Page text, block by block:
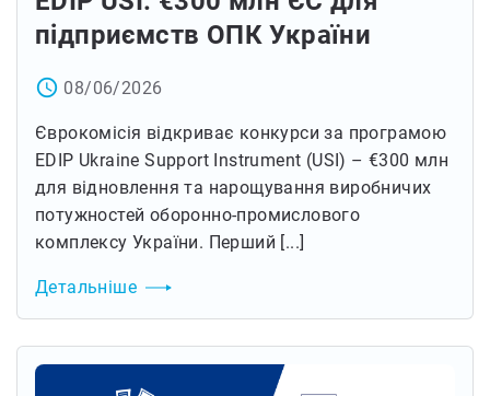
підприємств ОПК України
access_time 08/06/2026
Єврокомісія відкриває конкурси за програмою
EDIP Ukraine Support Instrument (USI) – €300 млн
для відновлення та нарощування виробничих
потужностей оборонно-промислового
комплексу України. Перший [...]
Детальніше